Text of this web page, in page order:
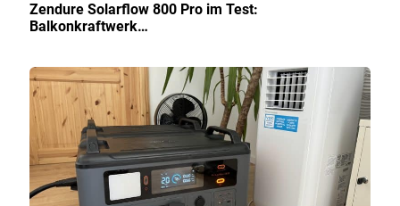
Zendure Solarflow 800 Pro im Test:
Balkonkraftwerk…